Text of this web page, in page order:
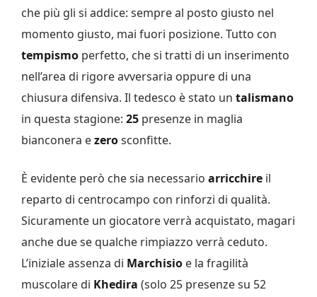
che più gli si addice: sempre al posto giusto nel
momento giusto, mai fuori posizione. Tutto con
tempismo perfetto, che si tratti di un inserimento
nell’area di rigore avversaria oppure di una
chiusura difensiva. Il tedesco è stato un talismano
in questa stagione: 25 presenze in maglia
bianconera ezerosconfitte.
È evidente però che sia necessario arricchire il
reparto di centrocampo con rinforzi di qualità.
Sicuramente un giocatore verrà acquistato, magari
anche due se qualche rimpiazzo verrà ceduto.
L’iniziale assenza di Marchisio e la fragilità
muscolare di Khedira (solo 25 presenze su 52